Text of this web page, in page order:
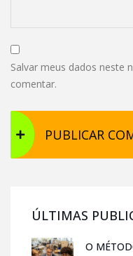
Salvar meus dados neste
comentar.
ÚLTIMAS
O